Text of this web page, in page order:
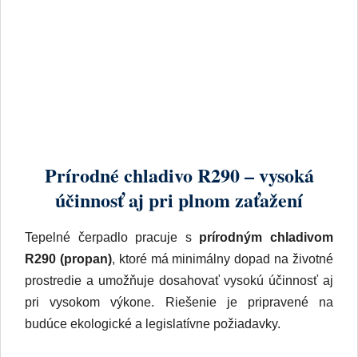
Prírodné chladivo R290 – vysoká
účinnosť aj pri plnom zaťažení
Tepelné čerpadlo pracuje s prírodným chladivom
R290 (propan), ktoré má minimálny dopad na životné
prostredie a umožňuje dosahovať vysokú účinnosť aj
pri vysokom výkone. Riešenie je pripravené na
budúce ekologické a legislatívne požiadavky.